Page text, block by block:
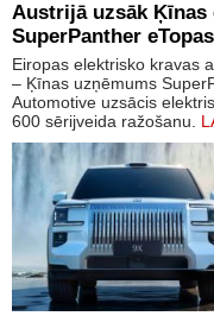
Austrijā uzsāk
SuperPanther
Eiropas elektrisko kravas
– Ķīnas uzņēmums
Automotive uzsācis
600 sērijveida ražošanu.